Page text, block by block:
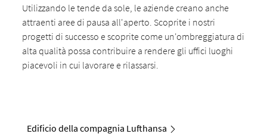
Utilizzando le tende da sole, le aziende creano anche
attraenti aree di pausa all'aperto. Scoprite i nostri
progetti di successo e scoprite come un'ombreggiatura di
alta qualità possa contribuire a rendere gli uffici luoghi
piacevoli in cui lavorare e rilassarsi.
Edificio della compagnia Lufthansa